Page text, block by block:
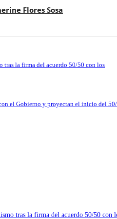
Flores Sosa
tras la firma del acuerdo 50/50 con los
el Gobierno y proyectan el inicio del
tras la firma del acuerdo 50/50 con